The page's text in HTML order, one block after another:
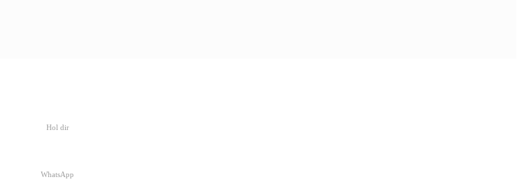
Hol dir
WhatsApp